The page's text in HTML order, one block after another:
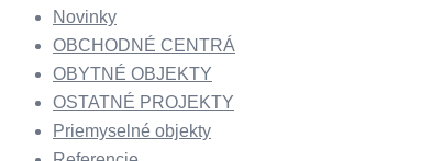
Novinky
OBCHODNÉ CENTRÁ​
OBYTNÉ OBJEKTY​
OSTATNÉ PROJEKTY​
Priemyselné objekty